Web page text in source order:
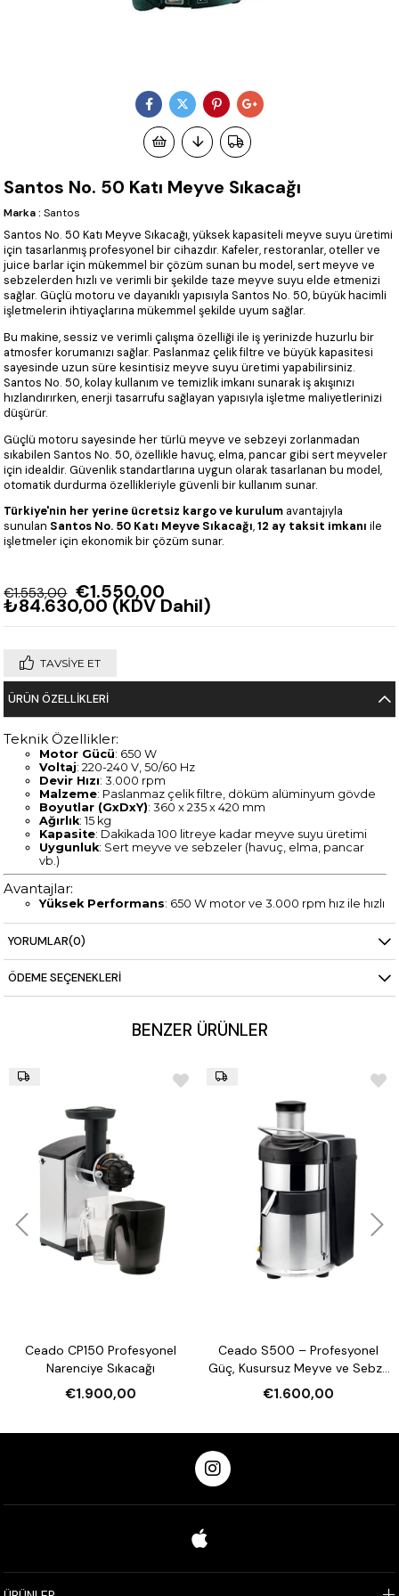
Santos No. 50 Katı Meyve Sıkacağı
Marka : Santos
Santos No. 50 Katı Meyve Sıkacağı, yüksek kapasiteli meyve suyu üretimi
için tasarlanmış profesyonel bir cihazdır. Kafeler, restoranlar, oteller ve
juice barlar için mükemmel bir çözüm sunan bu model, sert meyve ve
sebzelerden hızlı ve verimli bir şekilde taze meyve suyu elde etmenizi
sağlar. Güçlü motoru ve dayanıklı yapısıyla Santos No. 50, büyük hacimli
işletmelerin ihtiyaçlarına mükemmel şekilde uyum sağlar.
Bu makine, sessiz ve verimli çalışma özelliği ile iş yerinizde huzurlu bir
atmosfer korumanızı sağlar. Paslanmaz çelik filtre ve büyük kapasitesi
sayesinde uzun süre kesintisiz meyve suyu üretimi yapabilirsiniz.
Santos No. 50, kolay kullanım ve temizlik imkanı sunarak iş akışınızı
hızlandırırken, enerji tasarrufu sağlayan yapısıyla işletme maliyetlerinizi
düşürür.
Güçlü motoru sayesinde her türlü meyve ve sebzeyi zorlanmadan
sıkabilen Santos No. 50, özellikle havuç, elma, pancar gibi sert meyveler
için idealdir. Güvenlik standartlarına uygun olarak tasarlanan bu model,
otomatik durdurma özellikleriyle güvenli bir kullanım sunar.
Türkiye'nin her yerine ücretsiz kargo ve kurulum avantajıyla
sunulan Santos No. 50 Katı Meyve Sıkacağı,12 ay taksit imkanı ile
işletmeler için ekonomik bir çözüm sunar.
€1.553,00 €1.550,00
₺84.630,00 (KDV Dahil)
TAVSIYE ET
ÜRÜN ÖZELLIKLERI
Teknik Özellikler:
Motor Gücü: 650 W
Voltaj: 220-240 V, 50/60 Hz
Devir Hızı: 3.000 rpm
Malzeme: Paslanmaz çelik filtre, döküm alüminyum gövde
Boyutlar (GxDxY): 360 x 235 x 420 mm
Ağırlık: 15 kg
Kapasite: Dakikada 100 litreye kadar meyve suyu üretimi
Uygunluk: Sert meyve ve sebzeler (havuç, elma, pancar
vb.)
Avantajlar:
Yüksek Performans: 650 W motor ve 3.000 rpm hız ile hızlı
malzeme ile uzun ömürlü kullanım.
Kolay Temizlik: Hızlı sökülebilen parçalar ile kolay temizlik.
Sessiz Çalışma
Güvenli Kullanım
: Otomatik durdurma özellikleri ile güvenli
kullanım.
meyve suyu üretimi.
: 3 iş gününde teslim.
: 6-8 hafta içinde teslim.
: Türkiye’nin her yerine ücretsiz
kargo ve kurulum hizmeti.
12 Ay Taksit İmkanı
: Ödeme kolaylığı sağlayan 12 ay taksit
avantajıyla.
YORUMLAR(0)
ÖDEME SEÇENEKLERI
BENZER ÜRÜNLER
Ceado CP150 Profesyonel
Narenciye Sıkacağı
€1.900,00
Ceado S500 – Profesyonel
Güç, Kusursuz Meyve ve Sebze
Sıkma
€1.600,00